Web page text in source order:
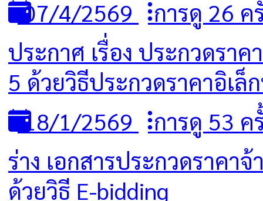
07/4/2569 การดู 26 ค
ประกาศ เรื่อง ประกวดรา
5 ด้วยวิธีประกวดราคาอิเ
18/1/2569 การดู 53 ค
ร่าง เอกสารประกวดราคา
ด้วยวิธี E-bidding